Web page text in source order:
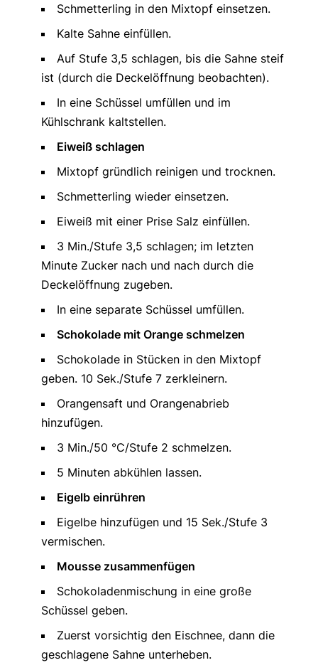
Schmetterling in den Mixtopf einsetzen.
Kalte Sahne einfüllen.
Auf Stufe 3,5 schlagen, bis die Sahne steif
ist (durch die Deckelöffnung beobachten).
In eine Schüssel umfüllen und im
Kühlschrank kaltstellen.
Eiweiß schlagen
Mixtopf gründlich reinigen und trocknen.
Schmetterling wieder einsetzen.
Eiweiß mit einer Prise Salz einfüllen.
3 Min./Stufe 3,5 schlagen; im letzten
Minute Zucker nach und nach durch die
Deckelöffnung zugeben.
In eine separate Schüssel umfüllen.
Schokolade mit Orange schmelzen
Schokolade in Stücken in den Mixtopf
geben. 10 Sek./Stufe 7 zerkleinern.
Orangensaft und Orangenabrieb
hinzufügen.
3 Min./50 °C/Stufe 2 schmelzen.
5 Minuten abkühlen lassen.
Eigelb einrühren
Eigelbe hinzufügen und 15 Sek./Stufe 3
vermischen.
Mousse zusammenfügen
Schokoladenmischung in eine große
Schüssel geben.
Zuerst vorsichtig den Eischnee, dann die
geschlagene Sahne unterheben.